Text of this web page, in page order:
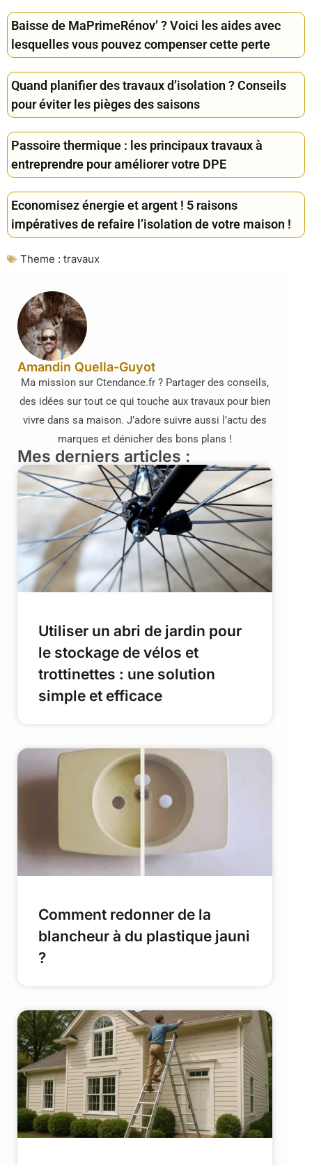
Baisse de MaPrimeRénov’ ? Voici les aides avec
lesquelles vous pouvez compenser cette perte
Quand planifier des travaux d’isolation ? Conseils
pour éviter les pièges des saisons
Passoire thermique : les principaux travaux à
entreprendre pour améliorer votre DPE
Economisez énergie et argent ! 5 raisons
impératives de refaire l’isolation de votre maison !
Theme : travaux
Amandin Quella-Guyot
Ma mission sur Ctendance.fr ? Partager des conseils,
des idées sur tout ce qui touche aux travaux pour bien
vivre dans sa maison. J’adore suivre aussi l’actu des
marques et dénicher des bons plans !
Mes derniers articles :
Utiliser un abri de jardin pour
le stockage de vélos et
trottinettes : une solution
simple et efficace
Comment redonner de la
blancheur à du plastique jauni
?